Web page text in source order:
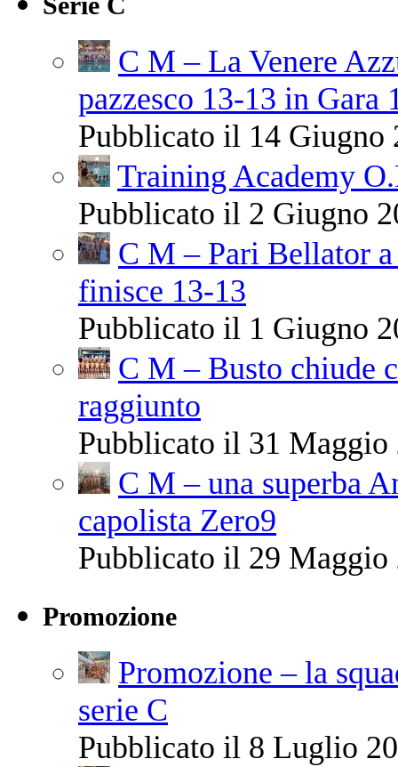
C M – La Venere
pazzesco 13-13 in Gara
Pubblicato il 14 Giugno
Training Academy
Pubblicato il 2 Giugno
C M – Pari Bellator
finisce 13-13
Pubblicato il 1 Giugno
C M – Busto chiude
raggiunto
Pubblicato il 31 Maggio
C M – una superba
capolista Zero9
Pubblicato il 29 Maggio
Promozione
Promozione – la
serie C
Pubblicato il 8 Luglio